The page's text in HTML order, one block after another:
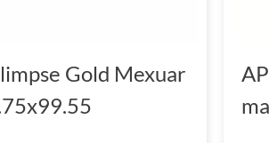
Gold Mexuar